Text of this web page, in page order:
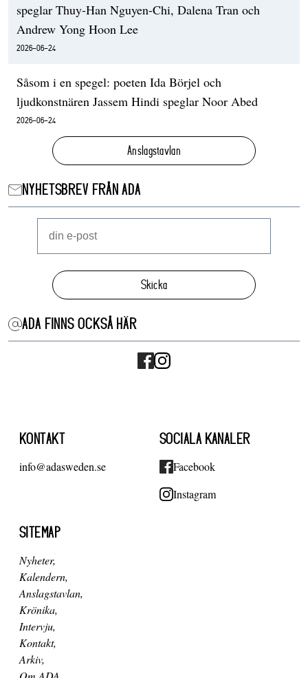
speglar Thuy-Han Nguyen-Chi, Dalena Tran och
Andrew Yong Hoon Lee
2026-06-24
Såsom i en spegel: poeten Ida Börjel och
ljudkonstnären Jassem Hindi speglar Noor Abed
2026-06-24
Anslagstavlan
NYHETSBREV FRÅN ADA
Skicka
ADA FINNS OCKSÅ HÄR
KONTAKT
info@adasweden.se
SOCIALA KANALER
Facebook
Instagram
SITEMAP
Nyheter
Kalendern
Anslagstavlan
Krönika
Intervju
Kontakt
Arkiv